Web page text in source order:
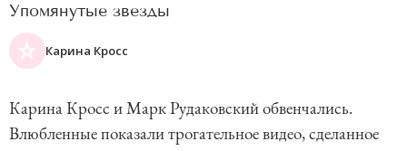
Упомянутые звезды
Карина Кросс
Карина Кросс и Марк Рудаковский обвенчались.
Влюбленные показали трогательное видео, сделанное